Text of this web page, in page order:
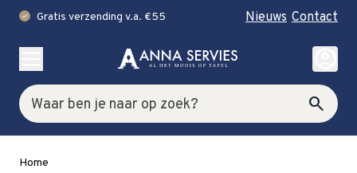
check Gratis verzending v.a. €55 Nieuws Contact
Zoek search
account_circle
Home